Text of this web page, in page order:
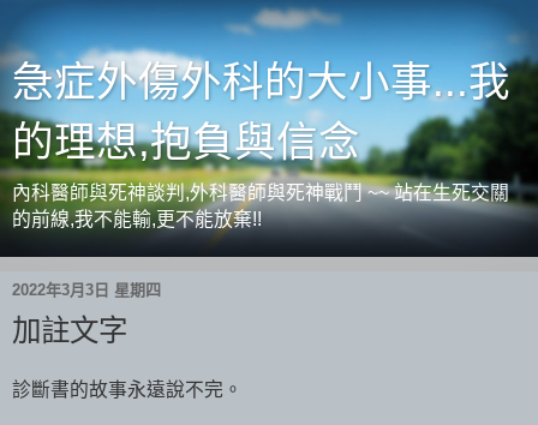
急症外傷外科的大小事...我
的理想,抱負與信念
內科醫師與死神談判,外科醫師與死神戰鬥 ~~ 站在生死交關
的前線,我不能輸,更不能放棄!!
2022年3月3日 星期四
加註文字
診斷書的故事永遠說不完。